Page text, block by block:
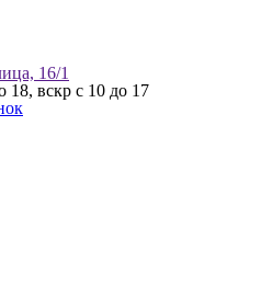
16/1
18, вскр с 10 до 17